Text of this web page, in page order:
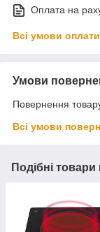
Оплата на
Всі умови оплати
Умови
Повернення
Всі умови
Подібні товари